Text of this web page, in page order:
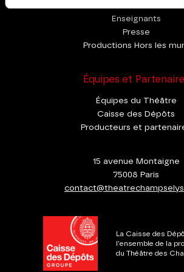
Enseignants
Presse
Productions Hors les
Équipes et
Équipes du Théâtre
Caisse des Dépôts
Producteurs et
15 avenue Montaigne
75008 Paris
La Caisse des
l'ensemble de la
du Théâtre des